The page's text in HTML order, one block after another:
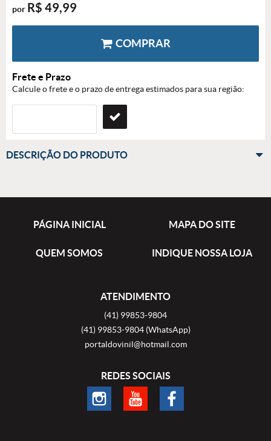
por R$ 49,99
COMPRAR
Frete e Prazo
Calcule o frete e o prazo de entrega estimados para sua região:
DESCRIÇÃO DO PRODUTO
PÁGINA INICIAL MAPA DO SITE
QUEM SOMOS INDIQUE NOSSA LOJA
ATENDIMENTO
(41) 99853-9804
(41)99853-9804 (WhatsApp)
portaldovinil@hotmail.com
REDES SOCIAIS